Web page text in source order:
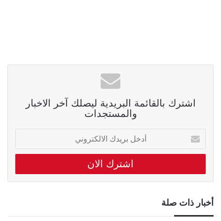
اشترك بالقائمة البريدية ليصلك آخر الاخبار
والمستجدات
أدخل
بريدك
الالكتروني
أخبار ذات صلة